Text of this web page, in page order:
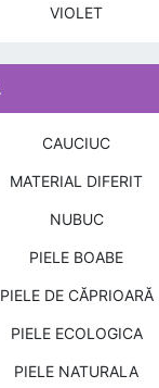
VIOLET
CAUCIUC
MATERIAL DIFERIT
NUBUC
PIELE BOABE
PIELE DE CĂPRIOARĂ
PIELE ECOLOGICA
PIELE NATURALA